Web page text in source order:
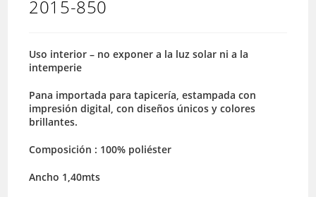
2015-850
Uso interior – no exponer a la luz solar ni a la
intemperie
Pana importada para tapicería, estampada con
impresión digital, con diseños únicos y colores
brillantes.
Composición : 100% poliéster
Ancho 1,40mts